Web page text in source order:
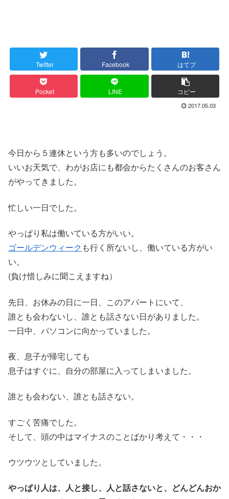
Twitter Facebook はてブ
Pocket LINE コピー
2017.05.03
今日から５連休という方も多いのでしょう。
いいお天気で、わがお店にも都会からたくさんのお客さん
がやってきました。
忙しい一日でした。
やっぱり私は働いている方がいい。
ゴールデンウィーク も行く所ないし、働いている方がい
い。
(負け惜しみに聞こえますね）
先日、お休みの日に一日、このアパートにいて、
誰とも会わないし、誰とも話さない日がありました。
一日中、パソコンに向かっていました。
夜、息子が帰宅しても
息子はすぐに、自分の部屋に入ってしまいました。
誰とも会わない、誰とも話さない。
すごく苦痛でした。
そして、頭の中はマイナスのことばかり考えて・・・
ウツウツとしていました。
やっぱり人は、人と接し、人と話さないと、どんどんおか